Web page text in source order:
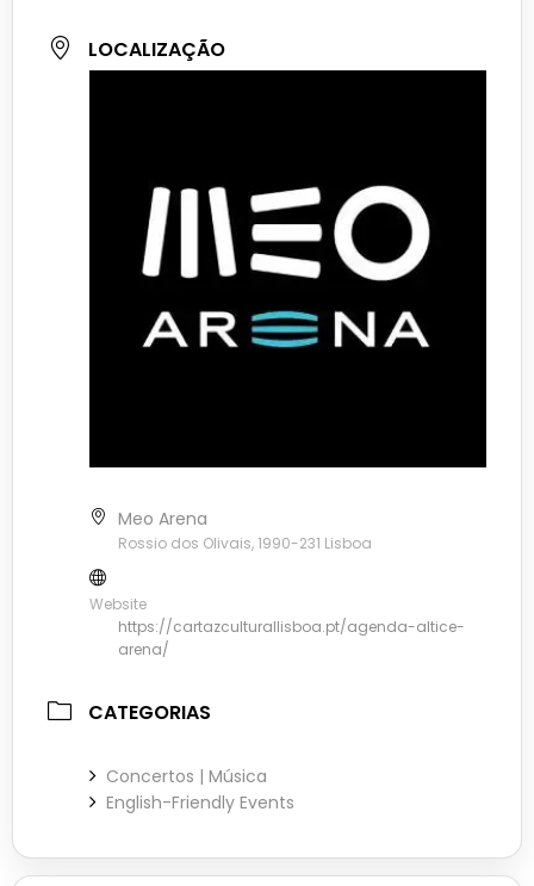
LOCALIZAÇÃO
Meo Arena
Rossio dos Olivais, 1990-231 Lisboa
Website
https://cartazculturallisboa.pt/agenda-altice-
arena/
CATEGORIAS
Concertos | Música
English-Friendly Events